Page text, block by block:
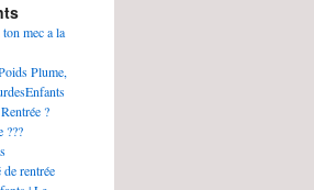
mec a la
Plume,
Rentrée ?
???
rentrée